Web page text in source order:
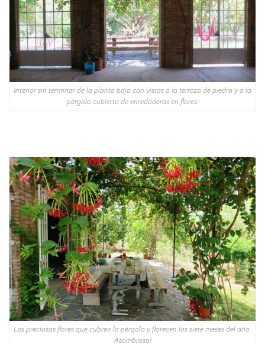
Interior sin terminar de la planta baja con vistas a la terraza de piedra y a la
pérgola cubierta de enredaderas en flores.
Las preciosas flores que cubren la pérgola y florecen los siete meses del año.
Asombroso!